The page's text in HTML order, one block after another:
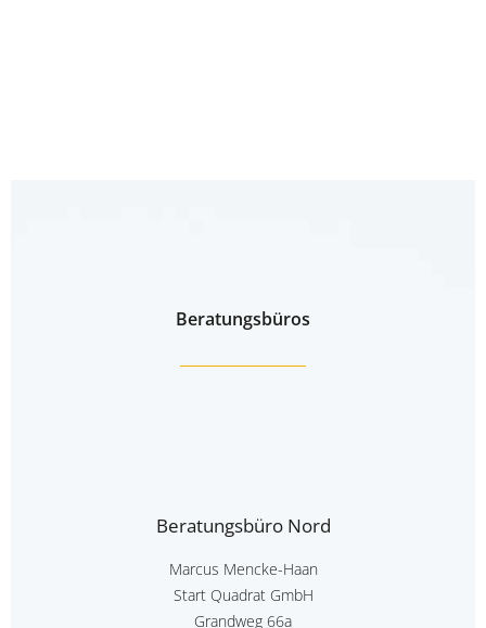
Beratungsbüros
Beratungsbüro Nord
Marcus Mencke-Haan
Start Quadrat GmbH
Grandweg 66a